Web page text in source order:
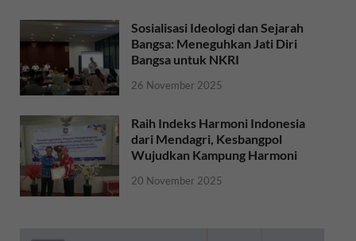
Sosialisasi Ideologi dan Sejarah
Bangsa: Meneguhkan Jati Diri
Bangsa untuk NKRI
26 November 2025
Raih Indeks Harmoni Indonesia
dari Mendagri, Kesbangpol
Wujudkan Kampung Harmoni
20 November 2025